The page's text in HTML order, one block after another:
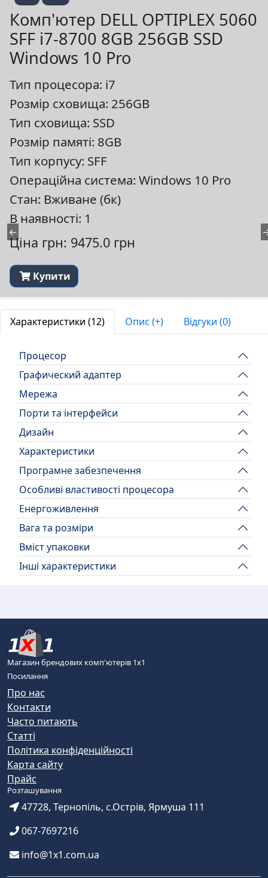
←
Комп'ютер DELL OPTIPLEX 5060
SFF i7-8700 8GB 256GB SSD
Windows 10 Pro
Тип процесора: i7
Розмір сховища: 256GB
Тип сховища: SSD
Розмір памяті: 8GB
Тип корпусу: SFF
Операційна система: Windows 10 Pro
Стан: Вживане (бк)
В наявності: 1
Ціна грн: 9475.0 грн
Купити
Характеристики (12) Опис (+) Відгуки (0)
Процесор
Графический адаптер
Мережа
Порти та інтерфейси
Дизайн
Характеристики
Програмне забезпечення
Особливі властивості процесора
Енергоживлення
Вага та розміри
Вміст упаковки
Інші характеристики
Магазин брендових комп'ютерів 1х1
Посилання
Про нас
Контакти
Часто питають
Статті
Політика конфіденційності
Карта сайту
Прайс
Розташування
47728, Тернопіль, с.Острів, Ярмуша 111
067-7697216
info@1x1.com.ua